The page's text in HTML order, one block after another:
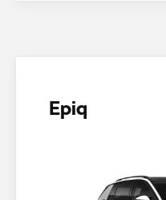
Epiq